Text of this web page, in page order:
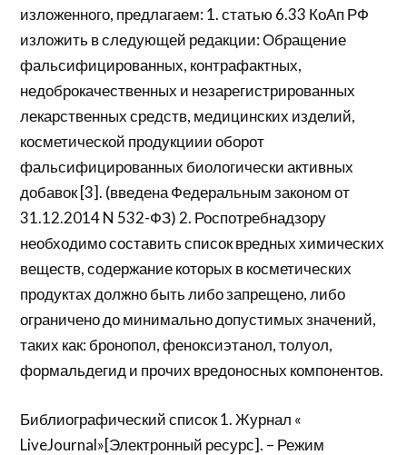
изложенного, предлагаем: 1. статью 6.33 КоАп РФ
изложить в следующей редакции: Обращение
фальсифицированных, контрафактных,
недоброкачественных и незарегистрированных
лекарственных средств, медицинских изделий,
косметической продукциии оборот
фальсифицированных биологически активных
добавок [3]. (введена Федеральным законом от
31.12.2014 N 532-ФЗ) 2. Роспотребнадзору
необходимо составить список вредных химических
веществ, содержание которых в косметических
продуктах должно быть либо запрещено, либо
ограничено до минимально допустимых значений,
таких как: бронопол, феноксиэтанол, толуол,
формальдегид и прочих вредоносных компонентов.
Библиографический список 1. Журнал «
LiveJournal»[Электронный ресурс]. – Режим